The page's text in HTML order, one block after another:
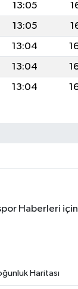
13:05
13:05
13:04
13:04
13:04
Haberleri
Haritası